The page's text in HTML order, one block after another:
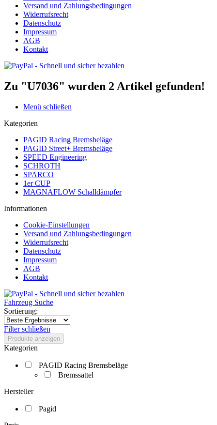
Versand und Zahlungsbedingungen
Widerrufsrecht
Datenschutz
Impressum
AGB
Kontakt
Zu "U7036" wurden 2 Artikel gefunden!
Menü schließen
Kategorien
PAGID Racing Bremsbeläge
PAGID Street+ Bremsbeläge
SPEED Engineering
SCHROTH
SPARCO
1er CUP
MAGNAFLOW Schalldämpfer
Informationen
Cookie-Einstellungen
Versand und Zahlungsbedingungen
Widerrufsrecht
Datenschutz
Impressum
AGB
Kontakt
Fahrzeug Suche
Sortierung:
Filter schließen
Produkte anzeigen
Kategorien
PAGID Racing Bremsbeläge
Bremssattel
Hersteller
Pagid